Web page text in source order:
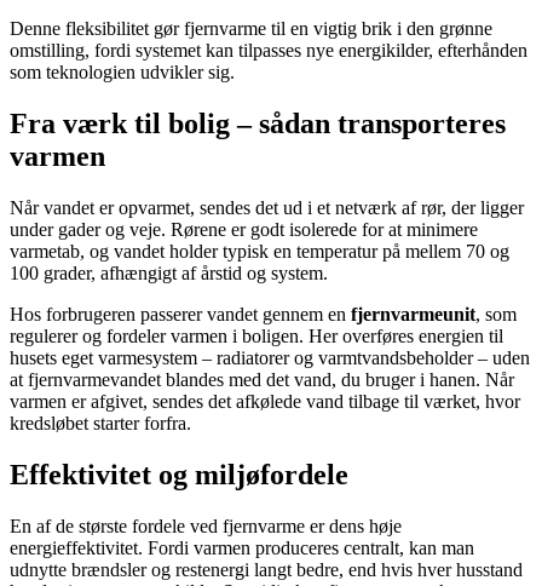
Denne fleksibilitet gør fjernvarme til en vigtig brik i den grønne
omstilling, fordi systemet kan tilpasses nye energikilder, efterhånden
som teknologien udvikler sig.
Fra værk til bolig – sådan transporteres
varmen
Når vandet er opvarmet, sendes det ud i et netværk af rør, der ligger
under gader og veje. Rørene er godt isolerede for at minimere
varmetab, og vandet holder typisk en temperatur på mellem 70 og
100 grader, afhængigt af årstid og system.
Hos forbrugeren passerer vandet gennem en fjernvarmeunit, som
regulerer og fordeler varmen i boligen. Her overføres energien til
husets eget varmesystem – radiatorer og varmtvandsbeholder – uden
at fjernvarmevandet blandes med det vand, du bruger i hanen. Når
varmen er afgivet, sendes det afkølede vand tilbage til værket, hvor
kredsløbet starter forfra.
Effektivitet og miljøfordele
En af de største fordele ved fjernvarme er dens høje
energieffektivitet. Fordi varmen produceres centralt, kan man
udnytte brændsler og restenergi langt bedre, end hvis hver husstand